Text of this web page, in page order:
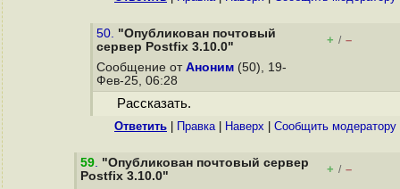
50. "Опубликован почтовый
сервер Postfix 3.10.0"
+ / –
Сообщение от Аноним (50), 19-
Фев-25, 06:28
Рассказать.
Ответить Правка| Наверх Cообщить модератору
59. "Опубликован почтовый сервер
Postfix 3.10.0"
+ / –